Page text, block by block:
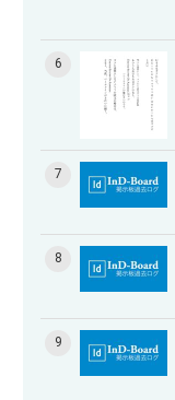
6
7
8
9